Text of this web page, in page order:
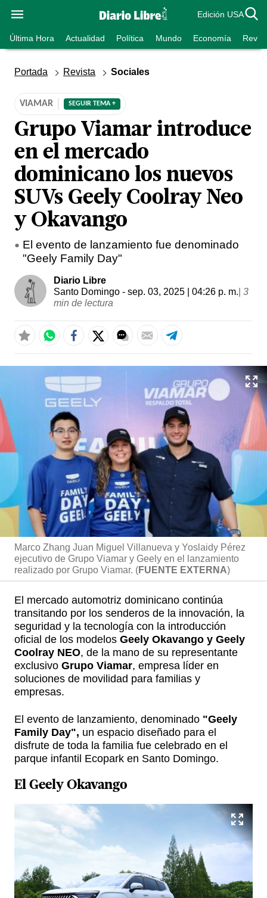
Edición USA
Última Hora Actualidad Política Mundo Economía
Portada Revista Sociales
VIAMAR SEGUIR TEMA +
Grupo Viamar introduce
en el mercado
dominicano los nuevos
SUVs Geely Coolray Neo
y Okavango
El evento de lanzamiento fue denominado
"Geely Family Day"
Diario Libre
Santo Domingo - sep. 03, 2025 | 04:26 p. m. 3
min de lectura
Marco Zhang Juan Miguel Villanueva y Yoslaidy Pérez
ejecutivo de Grupo Viamar y Geely en el lanzamiento
realizado por Grupo Viamar. (FUENTE EXTERNA)
El mercado automotriz dominicano continúa
transitando por los senderos de la innovación, la
seguridad y la tecnología con la introducción
oficial de los modelos Geely Okavango y Geely
Coolray NEO, de la mano de su representante
exclusivo Grupo Viamar, empresa líder en
soluciones de movilidad para familias y
empresas.
El evento de lanzamiento, denominado "Geely
Family Day", un espacio diseñado para el
disfrute de toda la familia fue celebrado en el
parque infantil Ecopark en Santo Domingo.
El Geely Okavango